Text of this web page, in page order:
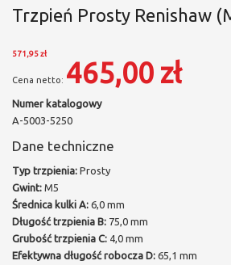
Trzpień Prosty Renishaw
571,95 zł
465,00 zł
Numer katalogowy
A-5003-5250
Dane techniczne
Typ trzpienia: Prosty
Gwint: M5
Średnica kulki A: 6,0 mm
Długość trzpienia B: 75,0 mm
Grubość trzpienia C: 4,0 mm
Efektywna długość robocza D: 65,1 mm